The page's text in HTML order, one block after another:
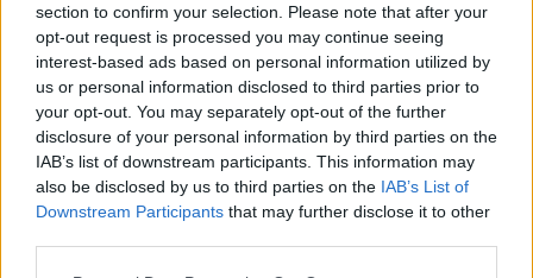
section to confirm your selection. Please note that after your
opt-out request is processed you may continue seeing
interest-based ads based on personal information utilized by
us or personal information disclosed to third parties prior to
your opt-out. You may separately opt-out of the further
disclosure of your personal information by third parties on the
IAB’s list of downstream participants. This information may
also be disclosed by us to third parties on the IAB’s List of
Downstream Participants that may further disclose it to other
HOUSE OF COLORS: JU SCHNEE BEI BETTER GO SOUTH
LIVING